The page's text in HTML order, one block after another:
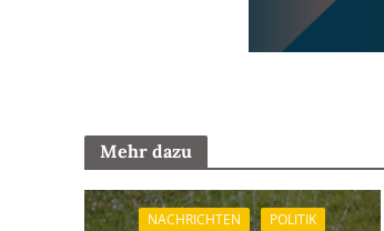
Mehr dazu
NACHRICHTEN POLITIK